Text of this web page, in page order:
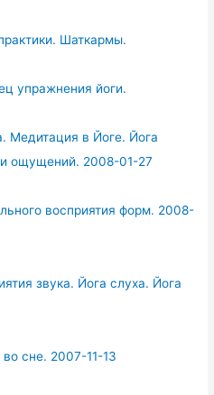
Шаткармы.
упражнения йоги.
Медитация в Йоге. Йога
и ощущений. 2008-01-27
восприятия форм. 2008-
звука. Йога слуха. Йога
сне. 2007-11-13